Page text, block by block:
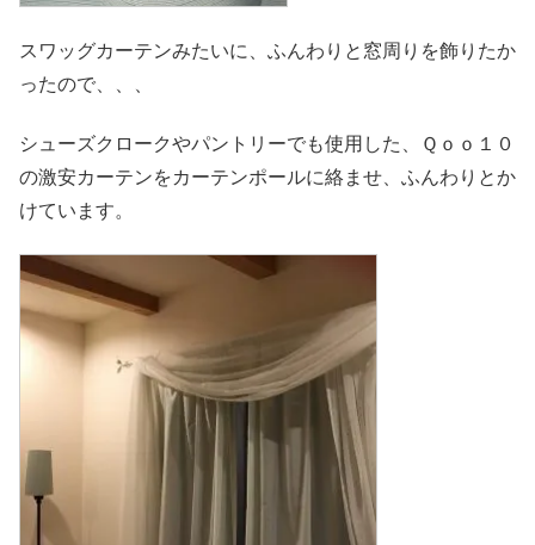
スワッグカーテンみたいに、ふんわりと窓周りを飾りたか
ったので、、、
シューズクロークやパントリーでも使用した、Ｑｏｏ１０
の激安カーテンをカーテンポールに絡ませ、ふんわりとか
けています。